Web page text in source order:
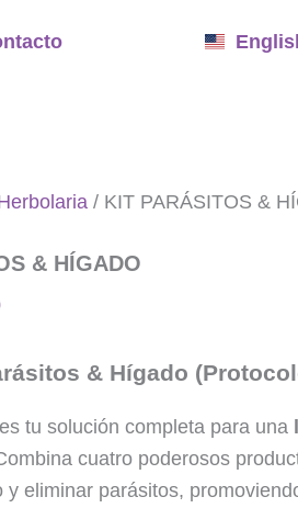
/ KIT PARÁSITOS &
& HÍGADO
& Hígado
tu solución completa para una
cuatro poderosos
y eliminar parásitos,